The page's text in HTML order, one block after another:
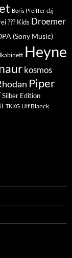
Boris Pfeiffer cbj
??? Kids Droemer
(Sony Music)
Heyne
kosmos
Piper
Silber Edition
TKKG Ulf Blanck